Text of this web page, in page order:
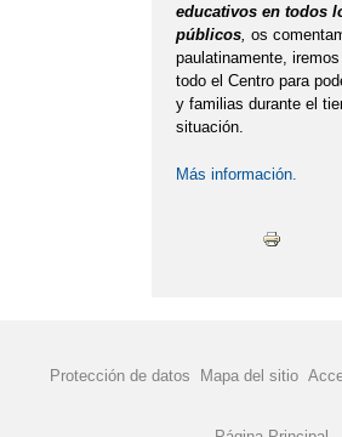
educativos en todos
públicos, os
paulatinamente,
todo el Centro para
y familias durante el
situación.
Más información.
Protección de datos Mapa del sitio